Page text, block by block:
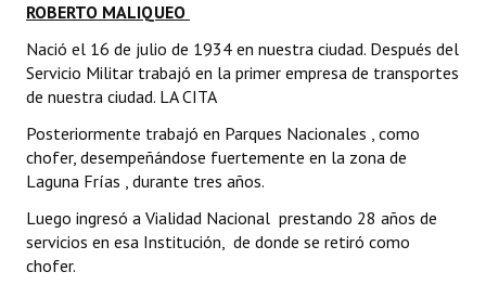
ROBERTO MALIQUEO
Nació el 16 de julio de 1934 en nuestra ciudad. Después del
Servicio Militar trabajó en la primer empresa de transportes
de nuestra ciudad. LA CITA
Posteriormente trabajó en Parques Nacionales , como
chofer, desempeñándose fuertemente en la zona de
Laguna Frías , durante tres años.
Luego ingresó a Vialidad Nacional prestando 28 años de
servicios en esa Institución, de donde se retiró como
chofer.